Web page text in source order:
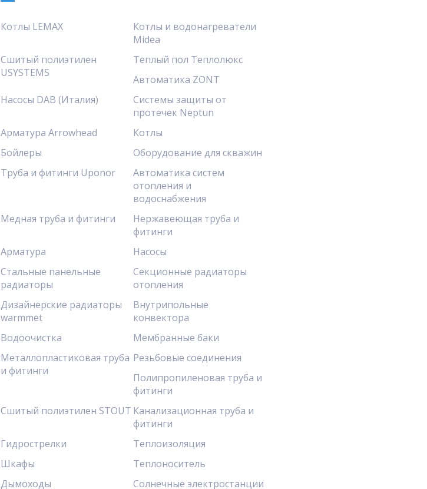
Котлы LEMAX
Котлы и водонагреватели
Midea
Сшитый полиэтилен
USYSTEMS
Теплый пол Теплолюкс
Автоматика ZONT
Насосы DAB (Италия)
Системы защиты от
протечек Neptun
Арматура Arrowhead
Котлы
Бойлеры
Оборудование для скважин
Труба и фитинги Uponor
Автоматика систем
отопления и
водоснабжения
Медная труба и фитинги
Нержавеющая труба и
фитинги
Арматура
Насосы
Стальные панельные
радиаторы
Секционные радиаторы
отопления
Дизайнерские радиаторы
warmmet
Внутрипольные
конвектора
Водоочистка
Мембранные баки
Металлопластиковая труба
и фитинги
Резьбовые соединения
Полипропиленовая труба и
фитинги
Сшитый полиэтилен STOUT Канализационная труба и
фитинги
Гидрострелки
Теплоизоляция
Шкафы
Теплоноситель
Дымоходы
Солнечные электростанции